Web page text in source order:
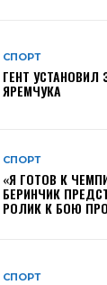
СПОРТ
ГЕНТ
ЯРЕМЧУКА
СПОРТ
«Я ГОТОВ К
БЕРИНЧИК
РОЛИК К БОЮ
СПОРТ